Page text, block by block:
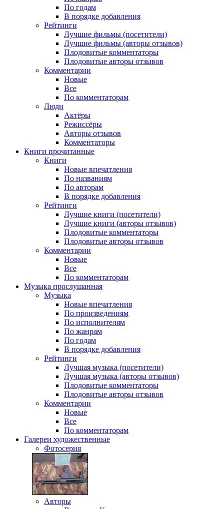
По годам
В порядке добавления
Рейтинги
Лучшие фильмы (посетители)
Лучшие фильмы (авторы отзывов)
Плодовитые комментаторы
Плодовитые авторы отзывов
Комментарии
Новые
Все
По комментаторам
Люди
Актёры
Режиссёры
Авторы отзывов
Комментаторы
Книги прочитанные
Книги
Новые впечатления
По названиям
По авторам
В порядке добавления
Рейтинги
Лучшие книги (посетители)
Лучшие книги (авторы отзывов)
Плодовитые комментаторы
Плодовитые авторы отзывов
Комментарии
Новые
Все
По комментаторам
Музыка прослушанная
Музыка
Новые впечатления
По произведениям
По исполнителям
По жанрам
По годам
В порядке добавления
Рейтинги
Лучшая музыка (посетители)
Лучшая музыка (авторы отзывов)
Плодовитые комментаторы
Плодовитые авторы отзывов
Комментарии
Новые
Все
По комментаторам
Галереи художественные
Фотосерия
Авторы